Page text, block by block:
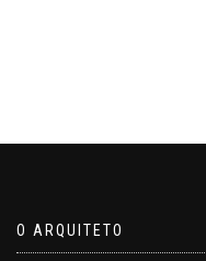
O ARQUITETO